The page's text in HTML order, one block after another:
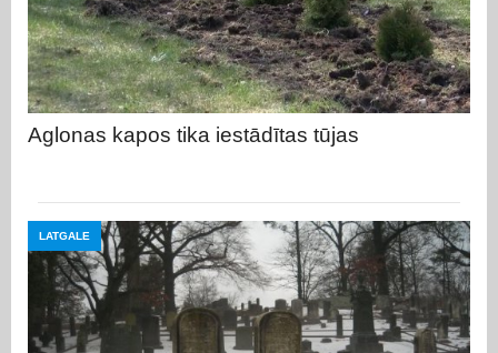
Aglonas kapos tika iestādītas tūjas
LATGALE